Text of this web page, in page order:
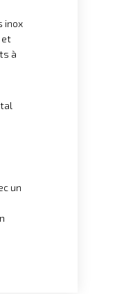
inox
et
à
un